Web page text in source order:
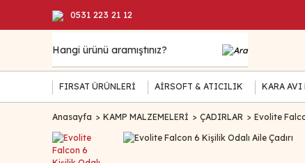
0531 223 21 12
FIRSAT ÜRÜNLERİ AİRSOFT & ATICILIK KARA AVI
Anasayfa KAMP MALZEMELERİ ÇADIRLAR Evolite